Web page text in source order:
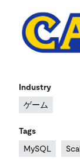
料金
Integrations
TiSpark
フィンテッ
SaaS
運用インテ
MySQLワー
Build GenAI
エンゲージメ
Discord
TiDB Labs
規約類
基本規約、
プライバシー
Trust Hub
お客様のデー
会社概要
ドキュメント
ドキュメント
開発者ガイド
Industry
ゲーム
Tags
MySQL